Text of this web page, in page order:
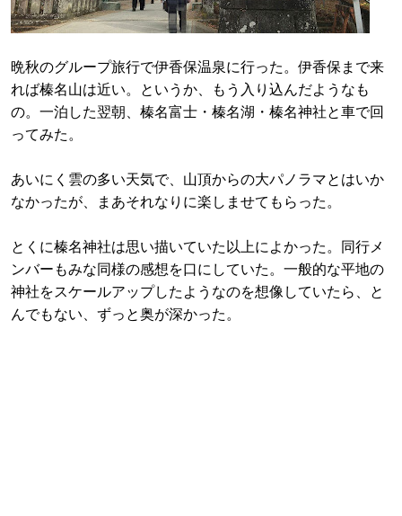
晩秋のグループ旅行で伊香保温泉に行った。伊香保まで来
れば榛名山は近い。というか、もう入り込んだようなも
の。一泊した翌朝、榛名富士・榛名湖・榛名神社と車で回
ってみた。
あいにく雲の多い天気で、山頂からの大パノラマとはいか
なかったが、まあそれなりに楽しませてもらった。
とくに榛名神社は思い描いていた以上によかった。同行メ
ンバーもみな同様の感想を口にしていた。一般的な平地の
神社をスケールアップしたようなのを想像していたら、と
んでもない、ずっと奥が深かった。